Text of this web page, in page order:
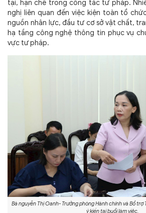
tại, hạn chế trong công tác tư pháp.
nghị liên quan đến việc kiện toàn tổ
nguồn nhân lực, đầu tư cơ sở vật chất,
hạ tầng công nghệ thông tin phục vụ
vực tư pháp.
Bà nguyễn Thị Oanh- Trưởng phòng Hành chính và Bổ trợ
ý kiến tại buổi làm việc.